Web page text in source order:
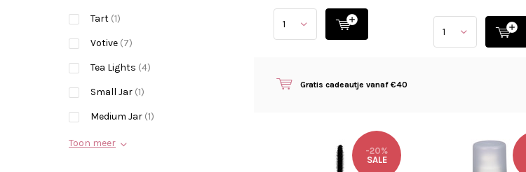
Gratis cadeautje vanaf €40
-20%
SALE
Tart (1)
Votive (7)
Tea Lights (4)
Small Jar (1)
Medium Jar (1)
Toon meer